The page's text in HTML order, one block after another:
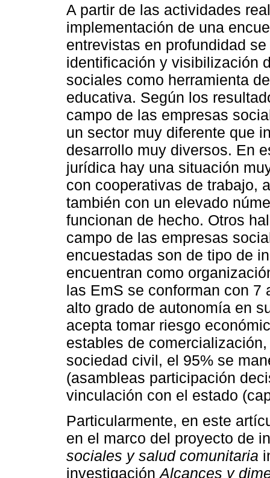
A partir de las actividades
implementación de una
entrevistas en profundidad
identificación y visibilización
sociales como herramienta
educativa. Según los
campo de las empresas
un sector muy diferente que
desarrollo muy diversos. En
jurídica hay una situación
con cooperativas de trabajo,
también con un elevado
funcionan de hecho. Otros
campo de las empresas
encuestadas son de tipo de
encuentran como
las EmS se conforman con 7
alto grado de autonomía en
acepta tomar riesgo
estables de
sociedad civil, el 95% se
(asambleas participación
vinculación con el estado
Particularmente, en este
en el marco del proyecto de
sociales y salud comunitaria
investigaciónAlcances y